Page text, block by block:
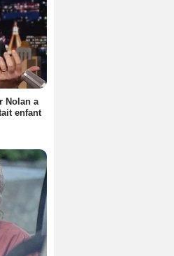
Nolan a
enfant